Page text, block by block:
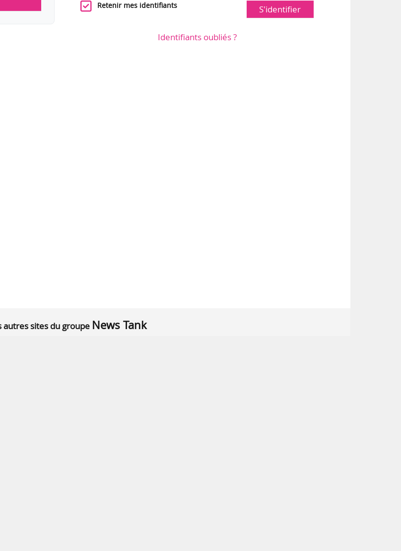
Retenir mes identifiants S'identifier
Identifiants oubliés ?
autres sites du groupe News Tank